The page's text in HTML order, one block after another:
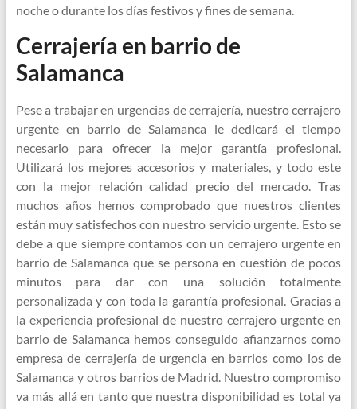
noche o durante los días festivos y fines de semana.
Cerrajería en barrio de
Salamanca
Pese a trabajar en urgencias de cerrajería, nuestro cerrajero
urgente en barrio de Salamanca le dedicará el tiempo
necesario para ofrecer la mejor garantía profesional.
Utilizará los mejores accesorios y materiales, y todo este
con la mejor relación calidad precio del mercado. Tras
muchos años hemos comprobado que nuestros clientes
están muy satisfechos con nuestro servicio urgente. Esto se
debe a que siempre contamos con un cerrajero urgente en
barrio de Salamanca que se persona en cuestión de pocos
minutos para dar con una solución totalmente
personalizada y con toda la garantía profesional. Gracias a
la experiencia profesional de nuestro cerrajero urgente en
barrio de Salamanca hemos conseguido afianzarnos como
empresa de cerrajería de urgencia en barrios como los de
Salamanca y otros barrios de Madrid. Nuestro compromiso
va más allá en tanto que nuestra disponibilidad es total ya